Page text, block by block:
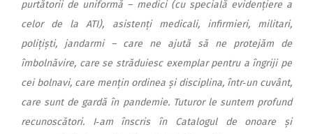
purtătorii de uniformă – medici (cu specială evidențiere a
celor de la ATI), asistenți medicali, infirmieri, militari,
polițiști, jandarmi – care ne ajută să ne protejăm de
îmbolnăvire, care se străduiesc exemplar pentru a îngriji pe
cei bolnavi, care mențin ordinea și disciplina, într‑un cuvânt,
care sunt de gardă în pandemie. Tuturor le suntem profund
recunoscători. I‑am înscris în Catalogul de onoare și